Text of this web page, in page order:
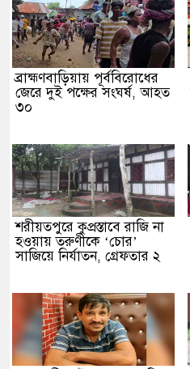
ব্রাহ্মণবাড়িয়ায় পূর্ববিরোধের
জেরে দুই পক্ষের সংঘর্ষ, আহত
৩০
শরীয়তপুরে কুপ্রস্তাবে রাজি না
হওয়ায় তরুণীকে ‘চোর’
সাজিয়ে নির্যাতন, গ্রেফতার ২